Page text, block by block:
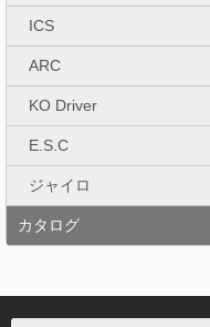
ICS
ARC
KO Driver
E.S.C
ジャイロ
カタログ